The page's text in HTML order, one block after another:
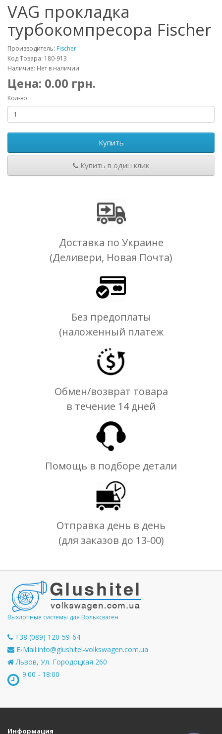
VAG прокладка
турбокомпресора Fischer
Производитель: Fischer
Код Товара: 180-913
Наличие: Нет в наличии
Цена: 0.00 грн.
Кол-во
Купить
Купить в один клик
Доставка по Украине
(Деливери, Новая Почта)
Без предоплаты
(наложенный платеж
Обмен/возврат товара
в течение 14 дней
Помощь в подборе детали
Отправка день в день
(для заказов до 13-00)
Выхлопные системы для Вольксваген
+38 (089) 120-59-64
E-Mail:info@glushitel-volkswagen.com.ua
Львов, Ул. Городоцкая 260
9:00 - 18:00
Информация